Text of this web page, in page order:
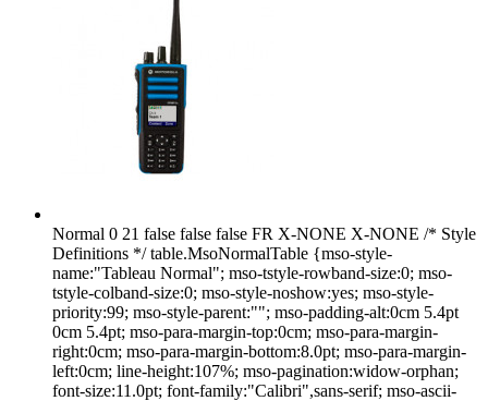
Normal 0 21 false false false FR X-NONE X-NONE /* Style
Definitions */ table.MsoNormalTable {mso-style-
name:"Tableau Normal"; mso-tstyle-rowband-size:0; mso-
tstyle-colband-size:0; mso-style-noshow:yes; mso-style-
priority:99; mso-style-parent:""; mso-padding-alt:0cm 5.4pt
0cm 5.4pt; mso-para-margin-top:0cm; mso-para-margin-
right:0cm; mso-para-margin-bottom:8.0pt; mso-para-margin-
left:0cm; line-height:107%; mso-pagination:widow-orphan;
font-size:11.0pt; font-family:"Calibri",sans-serif; mso-ascii-